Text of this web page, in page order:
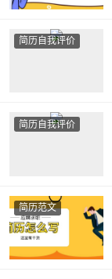
简历自我评价
简历自我评价
简历范文